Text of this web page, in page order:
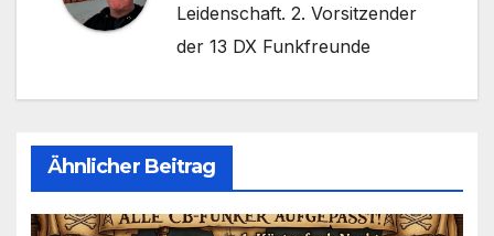
Leidenschaft. 2. Vorsitzender
der 13 DX Funkfreunde
Ähnlicher Beitrag